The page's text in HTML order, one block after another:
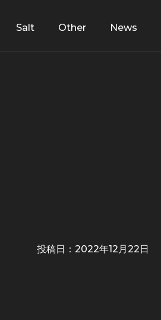
Salt Other News
投稿日： 2022年12月22日